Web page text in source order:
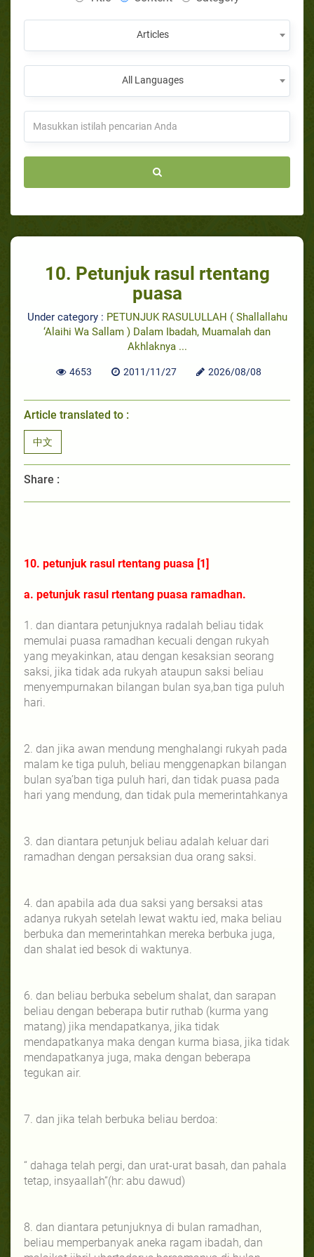
Articles
All Languages
10. Petunjuk rasul rtentang
puasa
Under category : PETUNJUK RASULULLAH ( Shallallahu
‘Alaihi Wa Sallam ) Dalam Ibadah, Muamalah dan
Akhlaknya ...
4653 2011/11/27 2026/08/08
Article translated to :
中文
Share :
10. petunjuk rasul rtentang puasa [1]
a. petunjuk rasul rtentang puasa ramadhan.
1. dan diantara petunjuknya radalah beliau tidak
memulai puasa ramadhan kecuali dengan rukyah
yang meyakinkan, atau dengan kesaksian seorang
saksi, jika tidak ada rukyah ataupun saksi beliau
menyempurnakan bilangan bulan sya,ban tiga puluh
hari.
2. dan jika awan mendung menghalangi rukyah pada
malam ke tiga puluh, beliau menggenapkan bilangan
bulan sya’ban tiga puluh hari, dan tidak puasa pada
hari yang mendung, dan tidak pula memerintahkanya
3. dan diantara petunjuk beliau adalah keluar dari
ramadhan dengan persaksian dua orang saksi.
4. dan apabila ada dua saksi yang bersaksi atas
adanya rukyah setelah lewat waktu ied, maka beliau
berbuka dan memerintahkan mereka berbuka juga,
dan shalat ied besok di waktunya.
6. dan beliau berbuka sebelum shalat, dan sarapan
beliau dengan beberapa butir ruthab (kurma yang
matang) jika mendapatkanya, jika tidak
mendapatkanya maka dengan kurma biasa, jika tidak
mendapatkanya juga, maka dengan beberapa
tegukan air.
7. dan jika telah berbuka beliau berdoa:
“ dahaga telah pergi, dan urat-urat basah, dan pahala
tetap, insyaallah”(hr: abu dawud)
8. dan diantara petunjuknya di bulan ramadhan,
beliau memperbanyak aneka ragam ibadah, dan